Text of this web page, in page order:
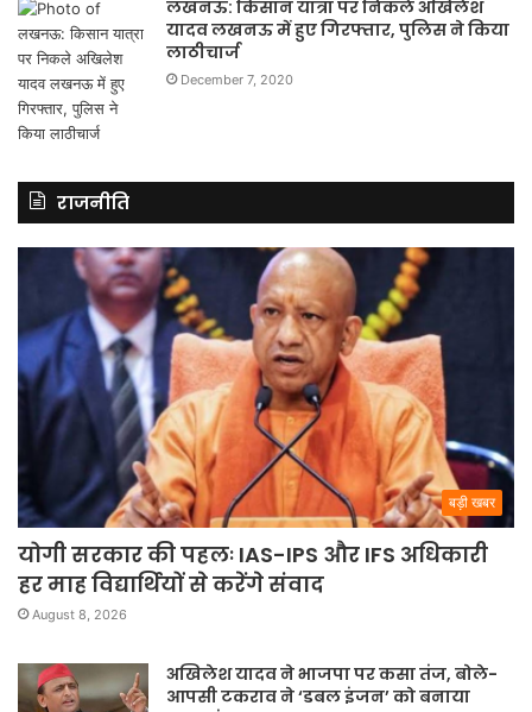
लखनऊ: किसान यात्रा पर निकले अखिलेश
यादव लखनऊ में हुए गिरफ्तार, पुलिस ने किया
लाठीचार्ज
December 7, 2020
राजनीति
बड़ी खबर
योगी सरकार की पहलः IAS-IPS और IFS अधिकारी
हर माह विद्यार्थियों से करेंगे संवाद
August 8, 2026
अखिलेश यादव ने भाजपा पर कसा तंज, बोले-
आपसी टकराव ने ‘डबल इंजन’ को बनाया